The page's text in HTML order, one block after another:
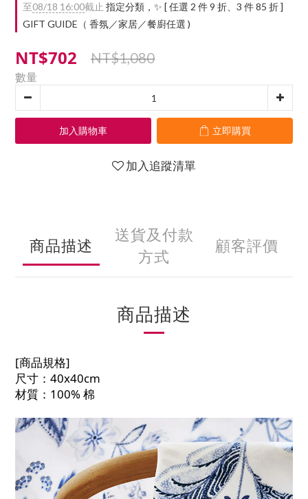
至08/18 16:00截止 指定分類，✨ [ 任選 2 件 9 折、3 件 85 折 ]
GIFT GUIDE（ 香氛／家居／餐廚任選 )
NT$702 NT$1,080
數量
加入購物車 立即購買
加入追蹤清單
商品描述
送貨及付款
方式
顧客評價
商品描述
[商品規格]
尺寸：40x40cm
材質：100% 棉